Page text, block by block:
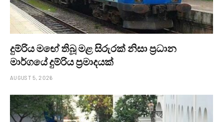
දුම්රිය මඟේ තිබූ මළ සිරුරක් නිසා ප්‍රධාන
මාර්ගයේ දුම්රිය ප්‍රමාදයක්
AUGUST 5, 2026